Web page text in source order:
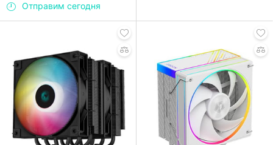
Отправим сегодня